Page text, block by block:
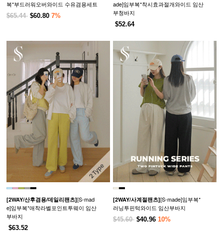
복*부드러워오버와이드 수유겸용세트
$65.44 $60.80 7%
ade]임부복*착시효과절개와이드 임산
부청바지
$52.64
[2WAY/산후겸용/데일리팬츠][S-mad
e]임부복*애착라벨포인트투웨이 임산
부바지
$63.52
[2WAY/사계절팬츠][S-made]임부복*
러닝투핀턱와이드 임산부바지
$45.60 $40.96 10%